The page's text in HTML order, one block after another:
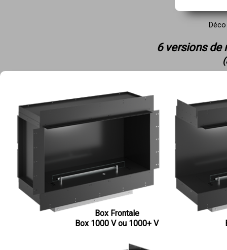
6 versions de
Box Frontale
Box 1000 V ou 1000+ V